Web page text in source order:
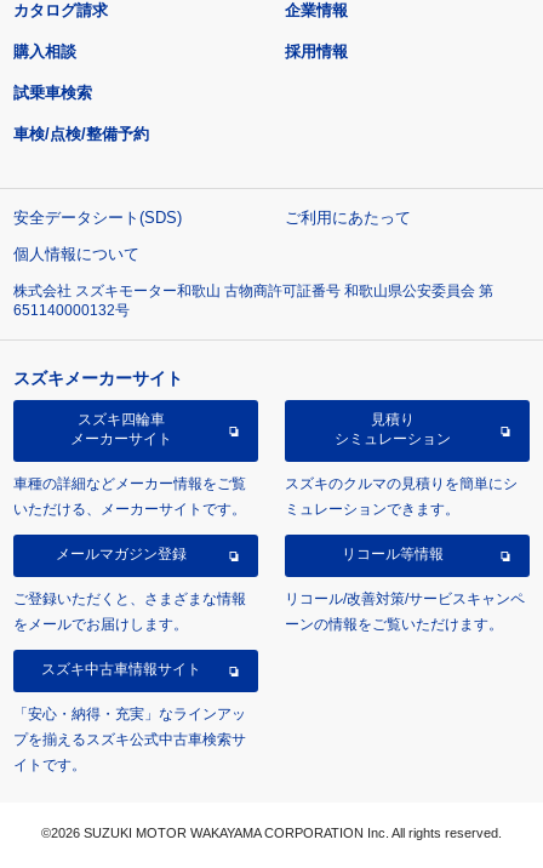
カタログ請求
購入相談
試乗車検索
車検/点検/整備予約
企業情報
採用情報
安全データシート(SDS)
ご利用にあたって
個人情報について
株式会社 スズキモーター和歌山 古物商許可証番号 和歌山県公安委員会 第
651140000132号
スズキメーカーサイト
スズキ四輪車
メーカーサイト
車種の詳細などメーカー情報をご覧
いただける、メーカーサイトです。
見積り
シミュレーション
スズキのクルマの見積りを簡単にシ
ミュレーションできます。
メールマガジン登録
ご登録いただくと、さまざまな情報
をメールでお届けします。
リコール等情報
リコール/改善対策/サービスキャンペ
ーンの情報をご覧いただけます。
スズキ中古車情報サイト
「安心・納得・充実」なラインアッ
プを揃えるスズキ公式中古車検索サ
イトです。
©2026 SUZUKI MOTOR WAKAYAMA CORPORATION Inc. All rights reserved.